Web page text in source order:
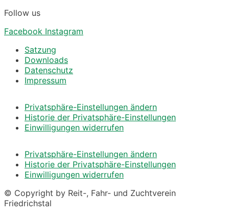
Follow us
Facebook Instagram
Satzung
Downloads
Datenschutz
Impressum
Privatsphäre-Einstellungen ändern
Historie der Privatsphäre-Einstellungen
Einwilligungen widerrufen
Privatsphäre-Einstellungen ändern
Historie der Privatsphäre-Einstellungen
Einwilligungen widerrufen
© Copyright by Reit-, Fahr- und Zuchtverein
Friedrichstal